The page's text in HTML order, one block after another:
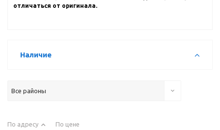
отличаться от оригинала.
Наличие
Все районы
По адресу По цене